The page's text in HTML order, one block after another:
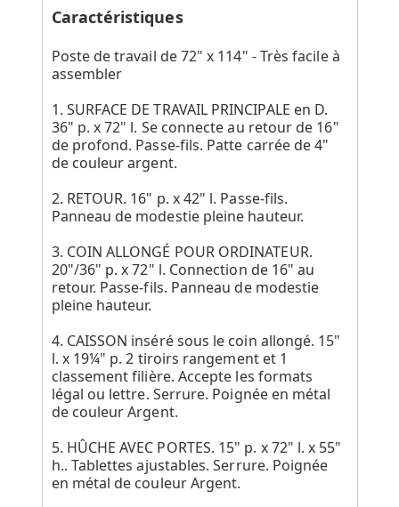
Caractéristiques
Poste de travail de 72" x 114" - Très facile à
assembler
1. SURFACE DE TRAVAIL PRINCIPALE en D.
36" p. x 72" l. Se connecte au retour de 16"
de profond. Passe-fils. Patte carrée de 4"
de couleur argent.
2. RETOUR. 16" p. x 42" l. Passe-fils.
Panneau de modestie pleine hauteur.
3. COIN ALLONGÉ POUR ORDINATEUR.
20"/36" p. x 72" l. Connection de 16" au
retour. Passe-fils. Panneau de modestie
pleine hauteur.
4. CAISSON inséré sous le coin allongé. 15"
l. x 19¼" p. 2 tiroirs rangement et 1
classement filière. Accepte les formats
légal ou lettre. Serrure. Poignée en métal
de couleur Argent.
5. HÛCHE AVEC PORTES. 15" p. x 72" l. x 55"
h.. Tablettes ajustables. Serrure. Poignée
en métal de couleur Argent.